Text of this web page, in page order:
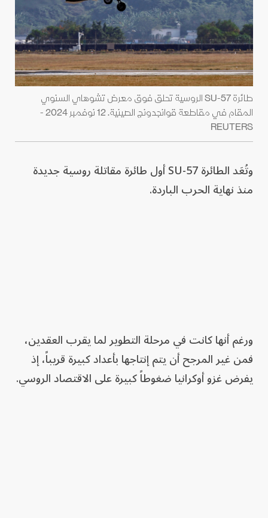
طائرة SU-57 الروسية تحلق فوق معرض تشوهاي السنوي
المقام في مقاطعة قوانجدونج الصينية. 12 نوفمبر 2024 -
REUTERS
وتُعَد الطائرة SU-57 أول طائرة مقاتلة روسية جديدة
منذ نهاية الحرب الباردة.
ورغم أنها كانت في مرحلة التطوير لما يقرب العقدين،
فمن غير المرجح أن يتم إنتاجها بأعداد كبيرة قريباً، إذ
يفرض غزو أوكرانيا ضغوطاً كبيرة على الاقتصاد الروسي.